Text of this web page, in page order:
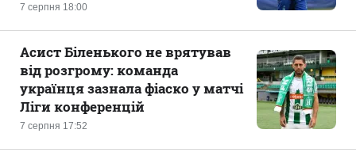
7 серпня 18:00
7 серпня 17:52
Асист Біленького не врятував
від розгрому: команда
українця зазнала фіаско у матчі
Ліги конференцій